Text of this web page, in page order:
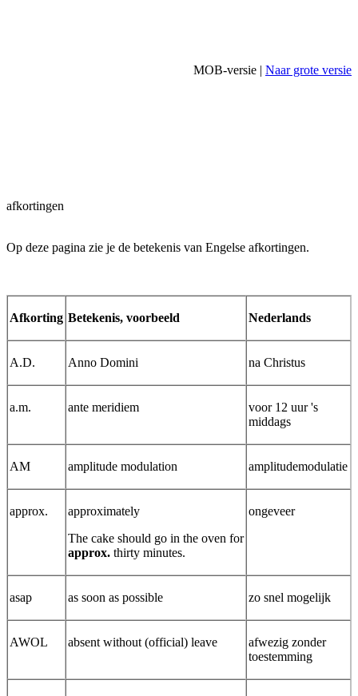
MOB-versie | Naar grote versie
afkortingen
Op deze pagina zie je de betekenis van Engelse afkortingen.
Afkorting Betekenis, voorbeeld Nederlands
A.D. Anno Domini na Christus
a.m. ante meridiem
voor 12 uur 's
middags
AM amplitude modulation amplitudemodulatie
approx.
approximately
The cake should go in the oven for
approx. thirty minutes.
ongeveer
asap as soon as possible zo snel mogelijk
AWOL absent without (official) leave
afwezig zonder
toestemming